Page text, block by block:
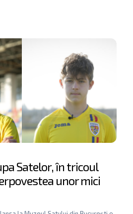
Satelor, în tricoul
unor mici